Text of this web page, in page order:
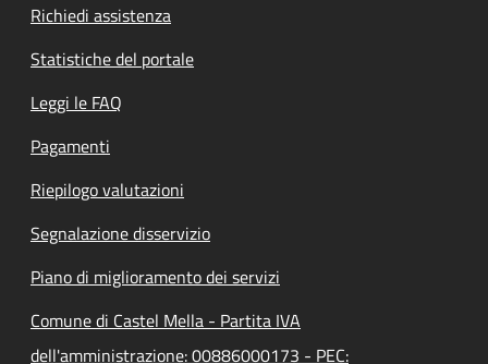
Richiedi assistenza
Statistiche del portale
Leggi le FAQ
Pagamenti
Riepilogo valutazioni
Segnalazione disservizio
Piano di miglioramento dei servizi
Comune di Castel Mella - Partita IVA
dell'amministrazione: 00886000173 - PEC: